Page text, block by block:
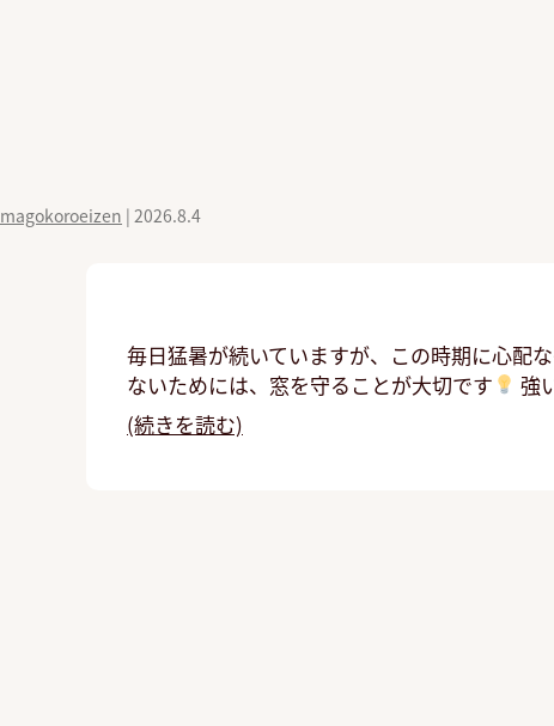
magokoroeizen | 2026.8.4
毎日猛暑が続いていますが、この時期に心配
ないためには、窓を守ることが大切です
強
(続きを読む)